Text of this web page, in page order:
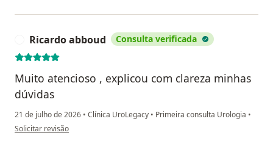
Ricardo abboud Consulta verificada
Muito atencioso , explicou com clareza minhas
dúvidas
21 de julho de 2026 • Clínica UroLegacy • Primeira consulta Urologia •
na opinião do utilizador Ricardo abboud
Solicitar revisão